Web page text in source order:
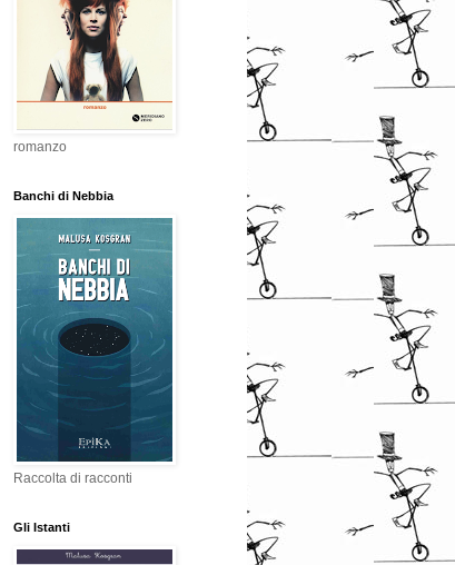
romanzo
Banchi di Nebbia
Raccolta di racconti
Gli Istanti